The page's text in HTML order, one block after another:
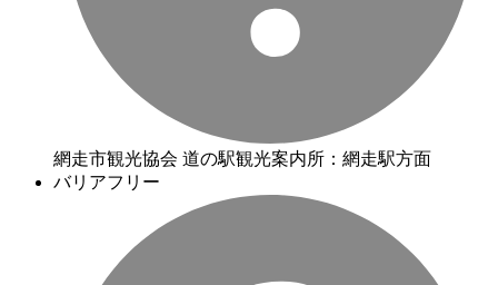
網走市観光協会 道の駅観光案内所：網走駅方面
バリアフリー